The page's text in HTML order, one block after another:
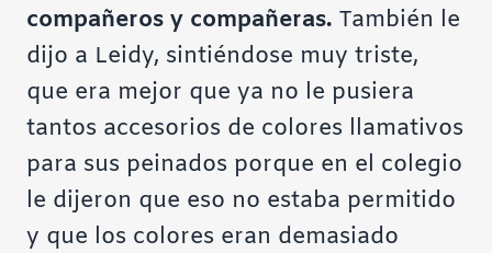
compañeros y compañeras. También le
dijo a Leidy, sintiéndose muy triste,
que era mejor que ya no le pusiera
tantos accesorios de colores llamativos
para sus peinados porque en el colegio
le dijeron que eso no estaba permitido
y que los colores eran demasiado